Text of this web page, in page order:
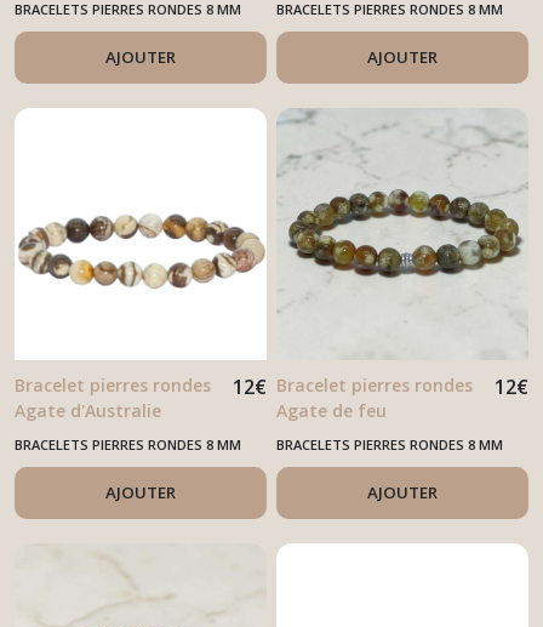
BRACELETS PIERRES RONDES 8 MM
AJOUTER
BRACELETS PIERRES RONDES 8 MM
AJOUTER
Bracelet pierres rondes
Agate d'Australie
12€
BRACELETS PIERRES RONDES 8 MM
AJOUTER
Bracelet pierres rondes
Agate de feu
12€
BRACELETS PIERRES RONDES 8 MM
AJOUTER